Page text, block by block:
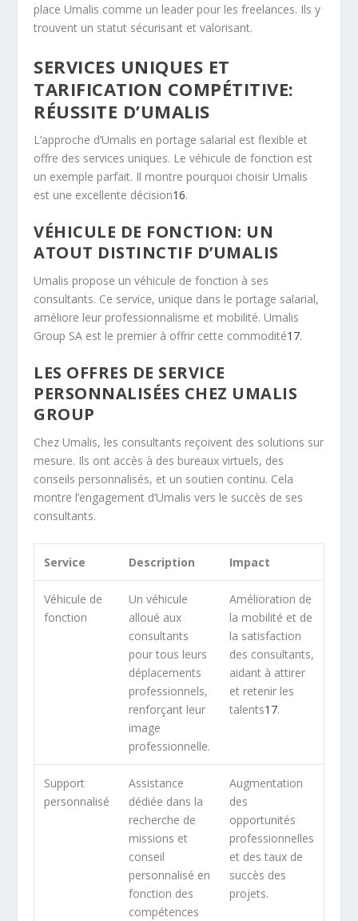
place Umalis comme un leader pour les freelances. Ils y
trouvent un statut sécurisant et valorisant.
SERVICES UNIQUES ET
TARIFICATION COMPÉTITIVE:
RÉUSSITE D’UMALIS
L’approche d’Umalis en portage salarial est flexible et
offre des services uniques. Le véhicule de fonction est
un exemple parfait. Il montre pourquoi choisir Umalis
est une excellente décision16.
VÉHICULE DE FONCTION: UN
ATOUT DISTINCTIF D’UMALIS
Umalis propose un véhicule de fonction à ses
consultants. Ce service, unique dans le portage salarial,
améliore leur professionnalisme et mobilité. Umalis
Group SA est le premier à offrir cette commodité17.
LES OFFRES DE SERVICE
PERSONNALISÉES CHEZ UMALIS
GROUP
Chez Umalis, les consultants reçoivent des solutions sur
mesure. Ils ont accès à des bureaux virtuels, des
conseils personnalisés, et un soutien continu. Cela
montre l’engagement d’Umalis vers le succès de ses
consultants.
Service Description Impact
Véhicule de
fonction
Un véhicule
alloué aux
consultants
pour tous leurs
déplacements
professionnels,
renforçant leur
image
professionnelle.
Amélioration de
la mobilité et de
la satisfaction
des consultants,
aidant à attirer
et retenir les
talents17.
Support
personnalisé
Assistance
dédiée dans la
recherche de
missions et
conseil
personnalisé en
fonction des
compétences
Augmentation
des
opportunités
professionnelles
et des taux de
succès des
projets.